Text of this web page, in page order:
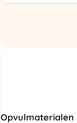
Opvulmaterialen